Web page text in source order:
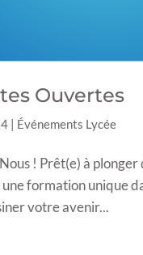
Ouvertes
| Événements Lycée
! Prêt(e) à
formation unique
votre avenir...